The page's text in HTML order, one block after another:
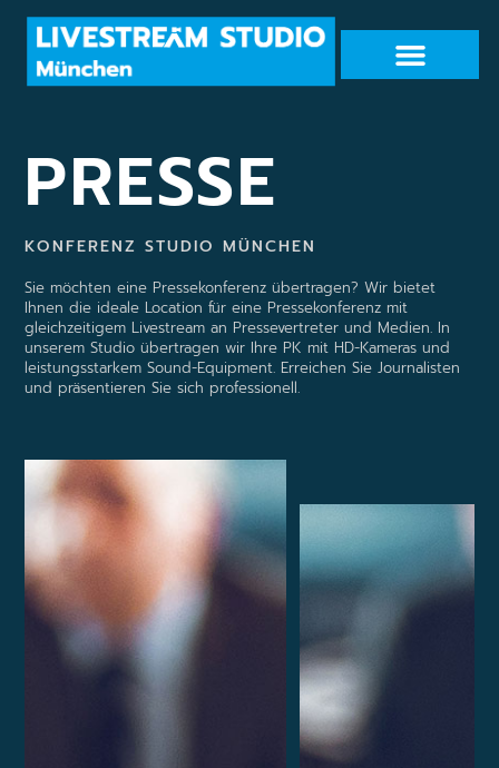
PRESSE
KONFERENZ STUDIO MÜNCHEN
Sie möchten eine Pressekonferenz übertragen? Wir bietet
Ihnen die ideale Location für eine Pressekonferenz mit
gleichzeitigem Livestream an Pressevertreter und Medien. In
unserem Studio übertragen wir Ihre PK mit HD-Kameras und
leistungsstarkem Sound-Equipment. Erreichen Sie Journalisten
und präsentieren Sie sich professionell.